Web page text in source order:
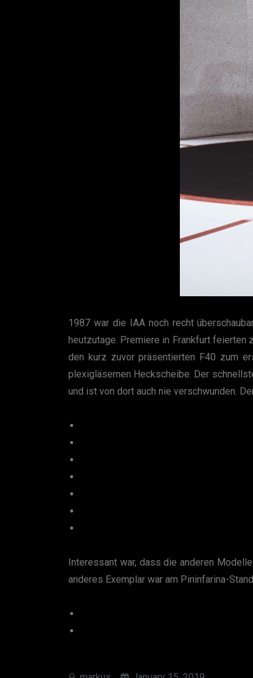
1987 war die IAA noch recht
heutzutage. Premiere in Frankfurt feierten
den kurz zuvor präsentierten F40 zum
plexigläsernen Heckscheibe. Der
und ist von dort auch nie verschwunden.
Interessant war, dass die anderen
anderes Exemplar war am Pininfarina-